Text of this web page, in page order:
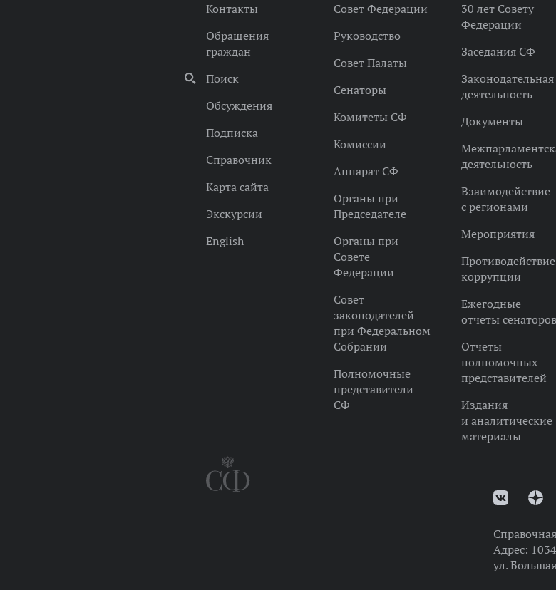
Контакты
Обращения
граждан
Поиск
Обсуждения
Подписка
Справочник
Карта сайта
Экскурсии
English
Совет Федерации
Руководство
Совет Палаты
Сенаторы
Комитеты СФ
Комиссии
Аппарат СФ
Органы при
Председателе
Органы при
Совете
Федерации
Совет
законодателей
при Федеральном
Собрании
Полномочные
представители
СФ
30 лет Совету
Федерации
Заседания СФ
Законодательная
деятельность
Документы
деятельность
Взаимодействие
с регионами
Мероприятия
Противодействие
коррупции
Ежегодные
отчеты сенаторов
Отчеты
полномочных
представителей
Издания
и аналитические
материалы
Адрес:
ул.